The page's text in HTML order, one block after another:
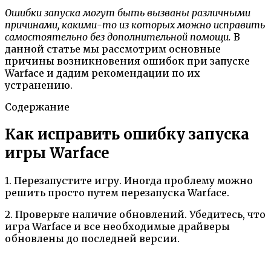
Ошибки запуска могут быть вызваны различными
причинами, какими-то из которых можно исправить
самостоятельно без дополнительной помощи. В
данной статье мы рассмотрим основные
причины возникновения ошибок при запуске
Warface и дадим рекомендации по их
устранению.
Содержание
Как исправить ошибку запуска
игры Warface
1. Перезапустите игру. Иногда проблему можно
решить просто путем перезапуска Warface.
2. Проверьте наличие обновлений. Убедитесь, что
игра Warface и все необходимые драйверы
обновлены до последней версии.